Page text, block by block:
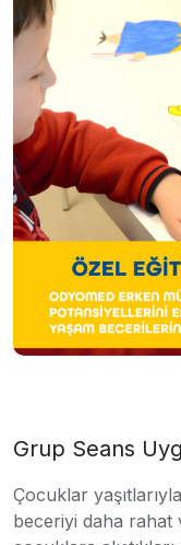
Grup Seans
Çocuklar
beceriyi daha rahat